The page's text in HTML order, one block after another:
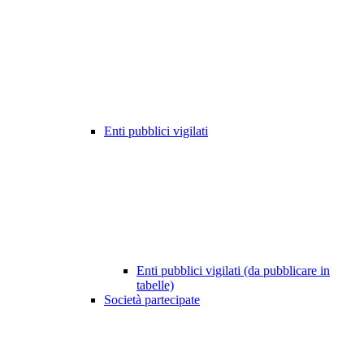
Enti pubblici vigilati
Enti pubblici vigilati (da pubblicare in
tabelle)
Società partecipate